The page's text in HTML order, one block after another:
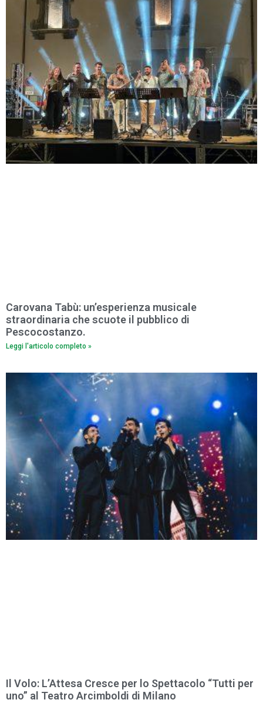
Carovana Tabù: un’esperienza musicale
straordinaria che scuote il pubblico di
Pescocostanzo.
Leggi l'articolo completo »
Il Volo: L’Attesa Cresce per lo Spettacolo “Tutti per
uno” al Teatro Arcimboldi di Milano